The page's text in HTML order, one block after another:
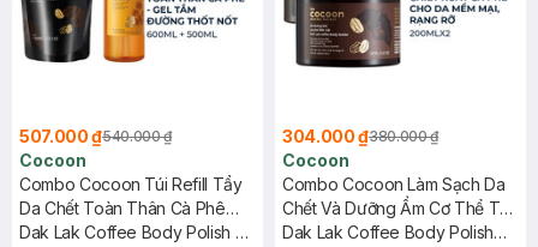
507.000 ₫540.000 ₫
Cocoon
Combo Cocoon Túi Refill Tẩy
Da Chết Toàn Thân Cà Phê
600ml + Gel Tắm Đường Thốt
Dak Lak Coffee Body Polish +
304.000 ₫380.000 ₫
Cocoon
Combo Cocoon Làm Sạch Da
Chết Và Dưỡng Ẩm Cơ Thể Từ
Cà Phê
Dak Lak Coffee Body Polish